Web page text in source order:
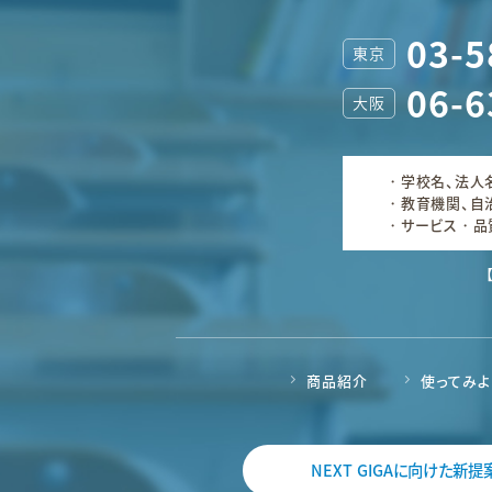
東京 03-
大阪 06-
学校名、法人
教育機関、自
サービス・品
商品紹介 使ってみ
NEXT GIGAに向けた新提